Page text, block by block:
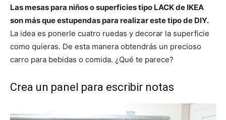
Las mesas para niños o superficies tipo LACK de IKEA
son más que estupendas para realizar este tipo de DIY.
La idea es ponerle cuatro ruedas y decorar la superficie
como quieras. De esta manera obtendrás un precioso
carro para bebidas o comida. ¿Qué te parece?
Crea un panel para escribir notas